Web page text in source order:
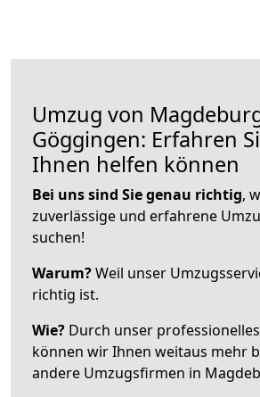
Umzug von
Göggingen: Erfahren
Ihnen helfen können
Bei uns sind Sie genau richtig,
zuverlässige und erfahrene
suchen!
Warum?Weil unser
richtig ist.
Wie? Durch unser
können wir Ihnen weitaus mehr
andere Umzugsfirmen in